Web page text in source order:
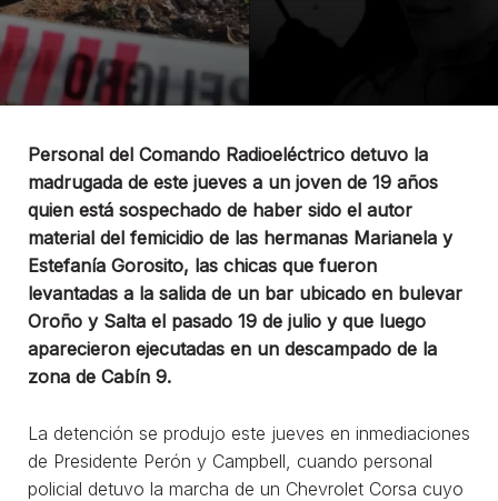
Personal del Comando Radioeléctrico detuvo la
madrugada de este jueves a un joven de 19 años
quien está sospechado de haber sido el autor
material del femicidio de las hermanas Marianela y
Estefanía Gorosito, las chicas que fueron
levantadas a la salida de un bar ubicado en bulevar
Oroño y Salta el pasado 19 de julio y que luego
aparecieron ejecutadas en un descampado de la
zona de Cabín 9.
La detención se produjo este jueves en inmediaciones
de Presidente Perón y Campbell, cuando personal
policial detuvo la marcha de un Chevrolet Corsa cuyo